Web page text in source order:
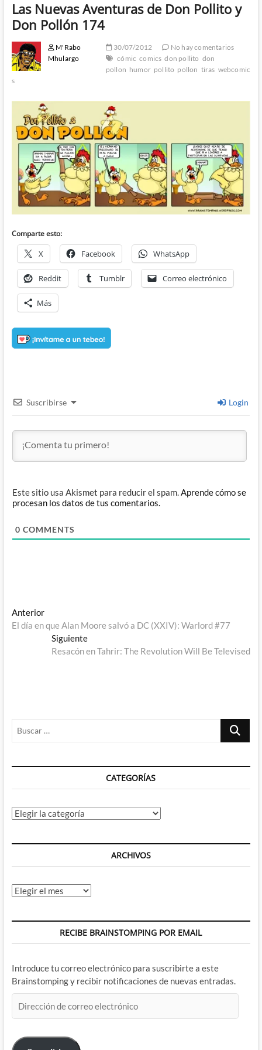
Las Nuevas Aventuras de Don Pollito y
Don Pollón 174
M'Rabo
Mhulargo
30/07/2012
No hay comentarios
cómic comics don pollito don
pollon humor pollito pollon tiras webcomic
s
Comparte esto:
X Facebook WhatsApp
Reddit Tumblr Correo electrónico
Más
Suscribirse Login
Este sitio usa Akismet para reducir el spam.Aprende cómo se
procesan los datos de tus comentarios.
0 COMMENTS
Navegación
de
entradas
AnteriorEntrada
anterior:
El día en que Alan Moore salvó a DC (XXIV): Warlord #77
SiguienteEntrada
siguiente:
Resacón en Tahrir: The Revolution Will Be Televised
Buscar
CATEGORÍAS
Categorías
ARCHIVOS
Archivos
RECIBE BRAINSTOMPING POR EMAIL
Introduce tu correo electrónico para suscribirte a este
Brainstomping y recibir notificaciones de nuevas entradas.
de
electrónico